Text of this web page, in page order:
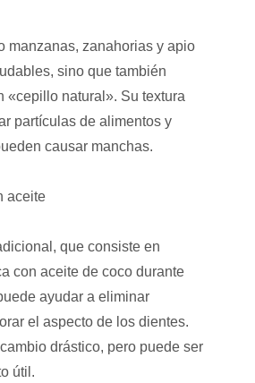
manzanas, zanahorias y apio
sino que también
«cepillo natural». Su textura
partículas de alimentos y
causar manchas.
aceite
que consiste en
con aceite de coco durante
ayudar a eliminar
el aspecto de los dientes.
drástico, pero puede ser
útil.